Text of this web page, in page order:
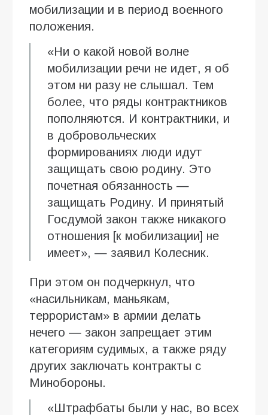
мобилизации и в период военного
положения.
«Ни о какой новой волне
мобилизации речи не идет, я об
этом ни разу не слышал. Тем
более, что ряды контрактников
пополняются. И контрактники, и
в добровольческих
формированиях люди идут
защищать свою родину. Это
почетная обязанность —
защищать Родину. И принятый
Госдумой закон также никакого
отношения [к мобилизации] не
имеет», — заявил Колесник.
При этом он подчеркнул, что
«насильникам, маньякам,
террористам» в армии делать
нечего — закон запрещает этим
категориям судимых, а также ряду
других заключать контракты с
Минобороны.
«Штрафбаты были у нас, во всех